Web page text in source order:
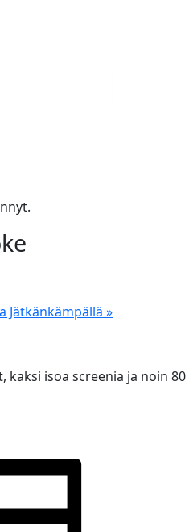
Jätkänkämpällä »
kaksi isoa screenia ja noin 80